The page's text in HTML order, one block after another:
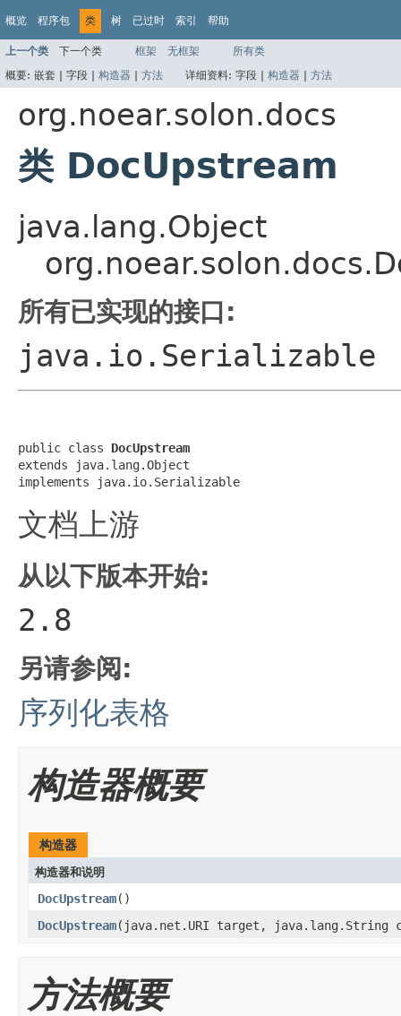
概览 程序包 类 树 已过时 索引 帮助
上一个类 下一个类 框架 无框架
所有类
概要: 嵌套 | 字段 | 构造器 | 方法 详细资料: 字段 | 构造器 | 方法
org.noear.solon.docs
类 DocUpstream
java.lang.Object
所有已实现的接口:
java.io.Serializable
public class DocUpstream
extends java.lang.Object
implements java.io.Serializable
文档上游
从以下版本开始:
2.8
另请参阅:
序列化表格
构造器概要
构造器
构造器和说明
DocUpstream()
DocUpstream(java.net.URI target, java.lang.String
方法概要